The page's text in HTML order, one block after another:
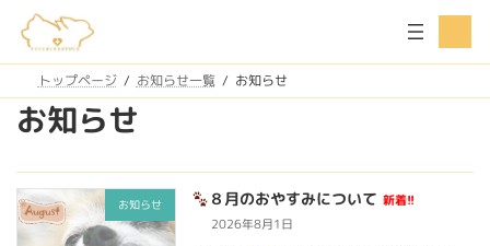
ツ
シ
ア
コ
ン
ン
トップページ お知らせ一覧 お知らせ
お知らせ
お知らせ ８月のおやすみについて 新着!!
2026年8月1日